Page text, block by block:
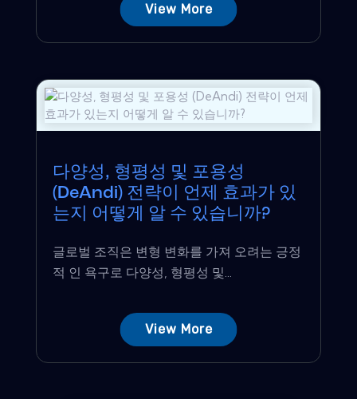
View More
다양성, 형평성 및 포용성
(DeAndi) 전략이 언제 효과가 있
는지 어떻게 알 수 있습니까?
글로벌 조직은 변형 변화를 가져 오려는 긍정
적 인 욕구로 다양성, 형평성 및...
View More